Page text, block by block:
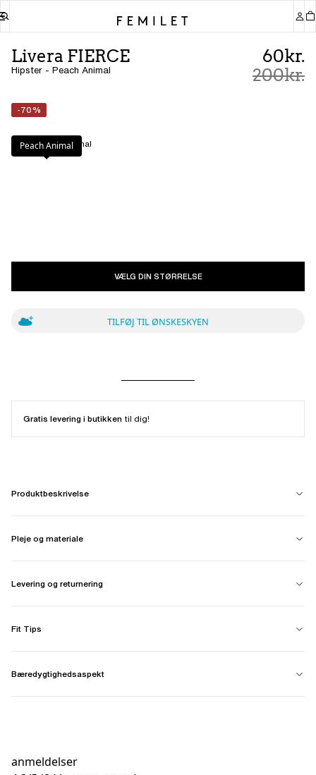
Livera FIERCE
Hipster - Peach Animal
60kr.
200kr.
-70%
Farve: Peach Animal
Peach Animal
VÆLG DIN STØRRELSE
TILFØJ TIL ØNSKESKYEN
Gratis levering i butikken til dig!
Produktbeskrivelse
Pleje og materiale
Levering og returnering
Fit Tips
Bæredygtighedsaspekt
anmeldelser